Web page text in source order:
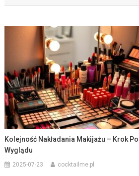
Kolejność Nakładania Makijażu – Krok
Wyglądu
2025-07-23 cocktailme.pl